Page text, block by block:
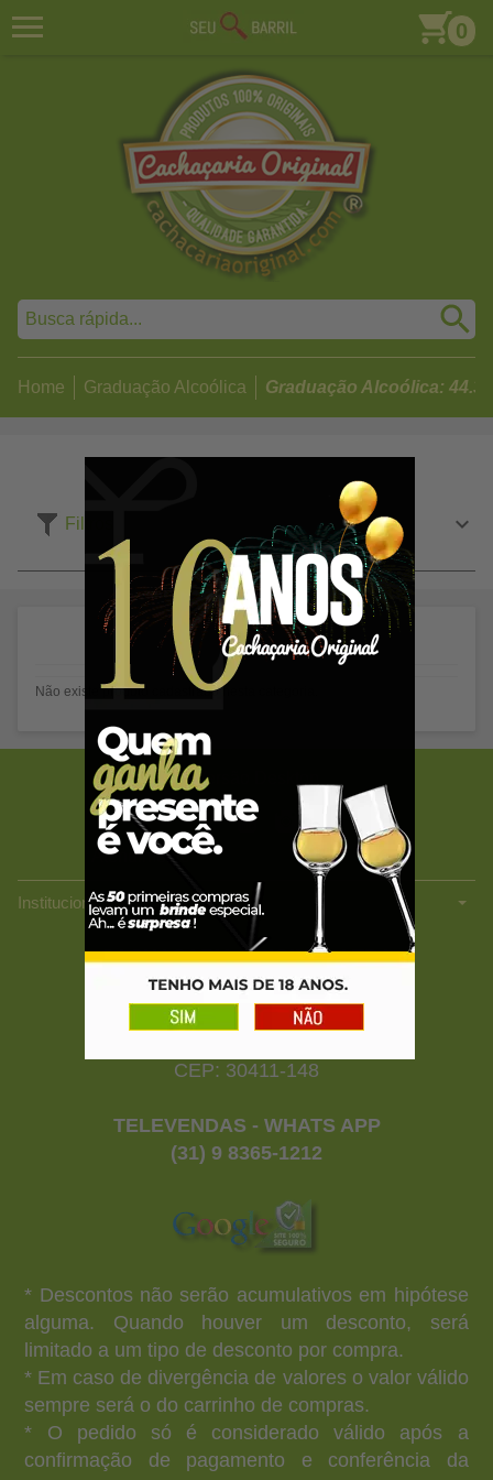
0
Home Graduação Alcoólica Graduação Alcoólica:
Filtros
Não existe produto cadastrado nesta categoria.
Versão Desktop
Atendimento Lojas
Institucionais
CACHAÇARIA ORIGINAL LTDA
CNPJ: 20.187.257/0001-01
Rua Rio Claro nº 120 - Prado
CEP: 30411-148
TELEVENDAS - WHATS APP
(31) 9 8365-1212
* Descontos não serão acumulativos em hipótese
alguma. Quando houver um desconto, será
limitado a um tipo de desconto por compra.
* Em caso de divergência de valores o valor válido
sempre será o do carrinho de compras.
* O pedido só é considerado válido após a
confirmação de pagamento e conferência da